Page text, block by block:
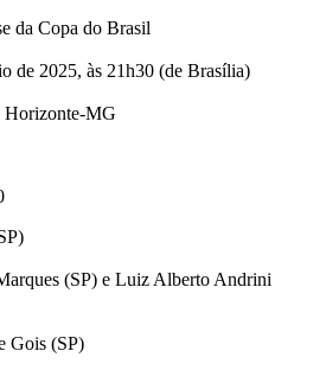
da Copa do Brasil
de 2025, às 21h30 (de Brasília)
Horizonte-MG
(SP) e Luiz Alberto Andrini
Gois (SP)